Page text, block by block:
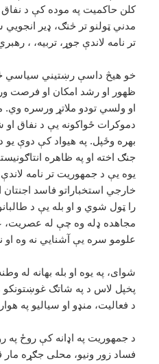
کلن حاکميت په موده کې د نفاق
مدني ټولنو تر څنګ، ډير
تر نامه لاندې جوړ، تربیه، ،
خو هيڅ داسې رښتيني سياسي
ظهور او رشد امکان او فرصت
او ولسي تودو ملاتړ ورسره وي.
دموکرات ځواکونه يې د نفاق او
بهره وځپل. په هيواد کې دوې يو
جنګ اخته او په ظاهره
يوه يې د جمهوريت تر نامه
خارجي استخباراتو فاسد
را ټول شوي و او بله يې د
مجاهده ډله وه چې له
علومو سره يې آشنايي نه وه او
شواى، په يوه او بله بهانه له
پخپل لاس د په شاتګ غوښتونکو
د فعالیت، منډو او سياليو په
د جمهوريت په اډانه کې روځ
فساد زور ونیو، محلی جګړه مار